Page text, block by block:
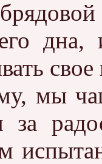
свое
чаще
за